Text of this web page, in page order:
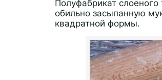
Полуфабрикат
обильно засыпанную
квадратной формы.